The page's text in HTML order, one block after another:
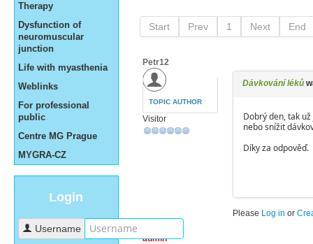
Therapy
Dysfunction of
neuromuscular
junction
Life with myasthenia
Weblinks
For professional
public
Centre MG Prague
MYGRA-CZ
Login
Username
Start Prev 1 Next End
Petr12
TOPIC AUTHOR
Visitor
Dávkování léků
Dobrý den, tak
nebo snížit
Díky za odpověď.
Please Log in or
admin